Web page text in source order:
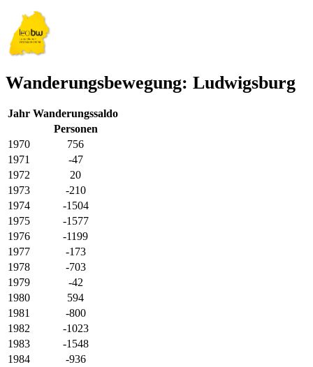
Wanderungsbewegung: Ludwigsburg
Jahr Wanderungssaldo
Personen
1970
756
1971
-47
1972
20
1973
-210
1974
-1504
1975
-1577
1976
-1199
1977
-173
1978
-703
1979
-42
1980
594
1981
-800
1982
-1023
1983
-1548
1984
-936